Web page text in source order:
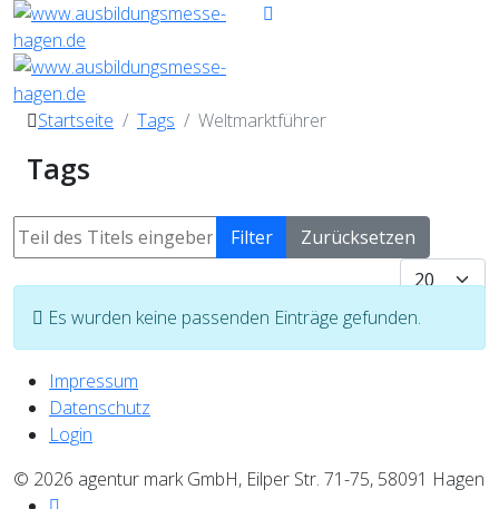
Startseite Tags Weltmarktführer
Tags
Teil des Titels eingeben Filter
Zurücksetzen
Anzeige #
Information
Es wurden keine passenden Einträge gefunden.
Impressum
Datenschutz
Login
© 2026 agentur mark GmbH, Eilper Str. 71-75, 58091 Hagen